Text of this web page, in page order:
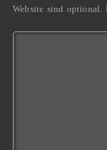
Website sind optional.